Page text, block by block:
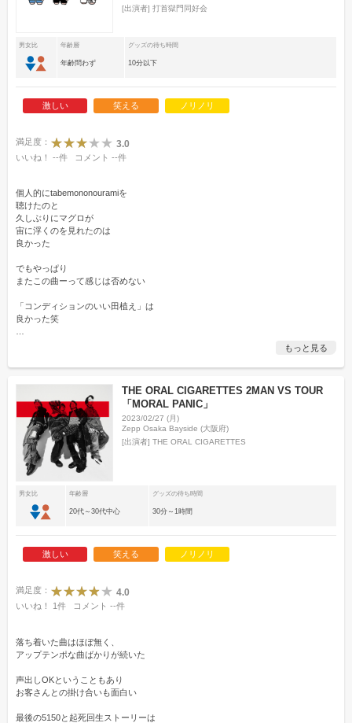
[出演者]打首獄門同好会
男女比 年齢層 グッズの待ち時間
年齢問わず 10分以下
激しい 笑える ノリノリ
満足度： 3.0
いいね！ --件 コメント --件
個人的にtabemononouramiを
聴けたのと
久しぶりにマグロが
宙に浮くのを見れたのは
良かった
でもやっぱり
またこの曲ーって感じは否めない
「コンディションのいい田植え」は
良かった笑
…
もっと見る
THE ORAL CIGARETTES 2MAN VS TOUR
「MORAL PANIC」
2023/02/27 (月)
Zepp Osaka Bayside (大阪府)
[出演者]THE ORAL CIGARETTES
男女比 年齢層 グッズの待ち時間
20代～30代中心 30分～1時間
激しい 笑える ノリノリ
満足度： 4.0
いいね！ 1件 コメント --件
落ち着いた曲はほぼ無く、
アップテンポな曲ばかりが続いた
声出しOKということもあり
お客さんとの掛け合いも面白い
最後の5150と起死回生ストーリーは